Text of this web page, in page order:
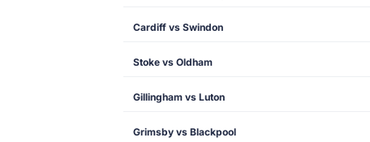
Cardiff vs Swindon
Stoke vs Oldham
Gillingham vs Luton
Grimsby vs Blackpool